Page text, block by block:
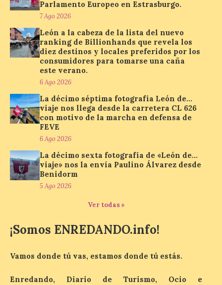
solar del 12 de agosto de 2026 sin
obstáculos. El visor es una herramienta a
Paradores renueva su
compromiso con La Vuelta
como patrocinador oficial
7 Ago 2026
volverá a estar presente
junto al control de firmas
y, como novedad, en el
Leaders Lounge, dos espacios exclusivos
para los ciclistas. El recorrido de La
Vuelta discurrirá junto a 17 […]
Última llamada: Eclipse
Dónde alojarse y a qué
precio
7 Ago 2026
Parlamento Europeo en Estrasburgo.
7 Ago 2026
León a la cabeza de la lista del nuevo
ranking de Billionhands que revela los
diez destinos y locales preferidos por los
consumidores para tomarse una caña
este verano.
6 Ago 2026
La décimo séptima fotografía León de…
viaje nos llega desde la carretera CL 626
con motivo de la marcha en defensa de
FEVE
6 Ago 2026
La décimo sexta fotografía de «León de…
viaje» nos la envía Paulino Álvarez desde
Benidorm
5 Ago 2026
Ver todas »
¡Somos ENREDANDO.info!
Vamos donde tú vas, estamos donde tú estás.
Enredando, Diario de Turismo, Ocio e